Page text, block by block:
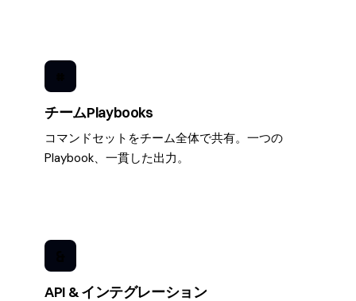
チームPlaybooks
コマンドセットをチーム全体で共有。一つの
Playbook、一貫した出力。
API & インテグレーション